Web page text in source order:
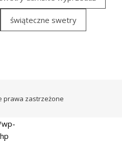
świąteczne swetry
prawa zastrzeżone